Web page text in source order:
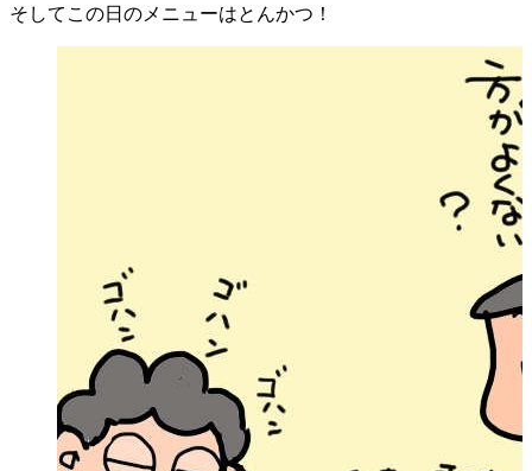
そしてこの日のメニューはとんかつ！